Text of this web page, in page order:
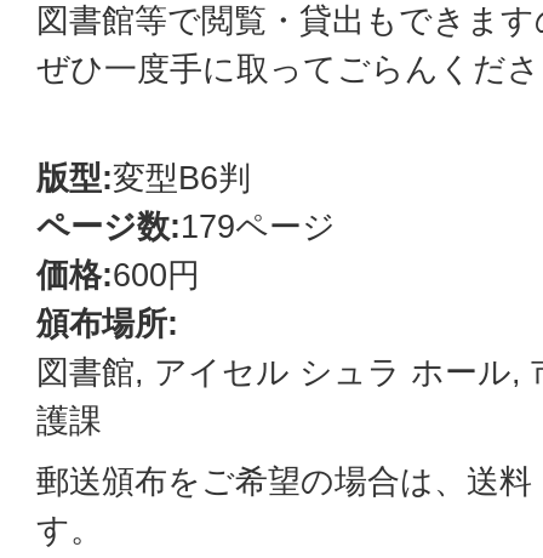
図書館等で閲覧・貸出もできま
ぜひ一度手に取ってごらんくだ
版型:変型B6判
ページ数:179ページ
価格:600円
頒布場所:
図書館, アイセル シュラ ホール,
護課
郵送頒布をご希望の場合は、送
す。